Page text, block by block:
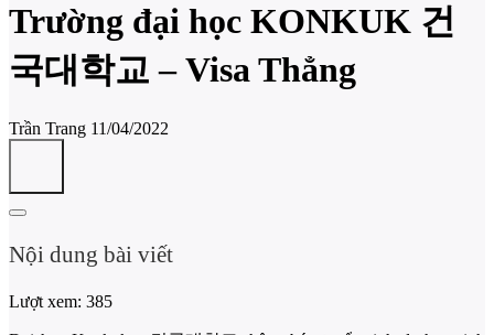
Trường đại học KONKUK 건
국대학교 – Visa Thẳng
Trần Trang 11/04/2022
Nội dung bài viết
Lượt xem: 385